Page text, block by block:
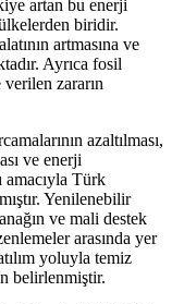
artan bu enerji
biridir.
artmasına ve
Ayrıca fosil
zararın
azaltılması,
ve enerji
amacıyla Türk
Yenilenebilir
ve mali destek
arasında yer
yoluyla temiz
belirlenmiştir.